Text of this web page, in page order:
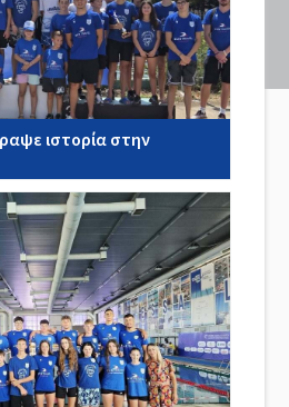
ιστορία στην